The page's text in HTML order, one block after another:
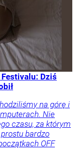
Festivalu: Dziś
na górę i
Nie
czasu, za którym
bardzo
OFF